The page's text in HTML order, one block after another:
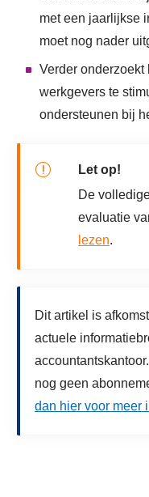
met een jaarlijkse
moet nog nader
Verder
werkgevers te
ondersteunen bij
Let op!
De
evaluatie
lezen.
Dit artikel is
actuele
nog geen
dan hier voor meer